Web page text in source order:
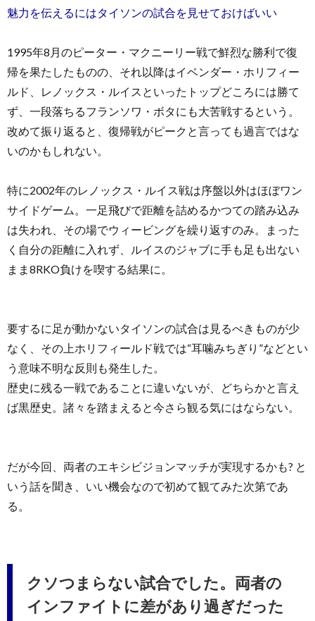
魅力を伝えるにはタイソンの試合を見せておけばいい
1995年8月のピーター・マクニーリー戦で鮮烈な勝利で復
帰を果たしたものの、それ以降はイベンダー・ホリフィー
ルド、レノックス・ルイスといったトップどころには勝て
ず、一段落ちるフランソワ・ボタにも大苦戦するという。
改めて振り返ると、復帰戦がピークと言っても過言ではな
いのかもしれない。
特に2002年のレノックス・ルイス戦は序盤以外はほぼワン
サイドゲーム。一足飛びで距離を詰めるかつての踏み込み
は失われ、その場でウィービングを繰り返すのみ。まった
く自分の距離に入れず、ルイスのジャブに手も足も出ない
まま8RKO負けを喫する結果に。
要するに足が動かないタイソンの試合は見るべきものが少
なく、その上ホリフィールド戦では“耳噛みちぎり”などとい
う意味不明な反則も発生した。
歴史に残る一戦であることに違いないが、どちらかと言え
ば黒歴史。諸々を踏まえると今さら観る気にはならない。
だが今回、両者のエキシビジョンマッチが実現するかも? と
いう話を聞き、いい機会なので初めて観てみた次第であ
る。
クソつまらない試合でした。両者の
インファイトに差があり過ぎだった